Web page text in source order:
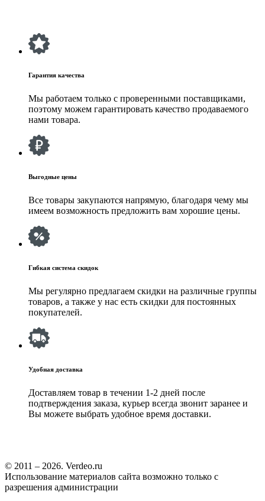
Гарантия качества
Мы работаем только с проверенными поставщиками,
поэтому можем гарантировать качество продаваемого
нами товара.
Выгодные цены
Все товары закупаются напрямую, благодаря чему мы
имеем возможность предложить вам хорошие цены.
Гибкая система скидок
Мы регулярно предлагаем скидки на различные группы
товаров, а также у нас есть скидки для постоянных
покупателей.
Удобная доставка
Доставляем товар в течении 1-2 дней после
подтверждения заказа, курьер всегда звонит заранее и
Вы можете выбрать удобное время доставки.
© 2011 – 2026. Verdeo.ru
Использование материалов сайта возможно только с
разрешения администрации